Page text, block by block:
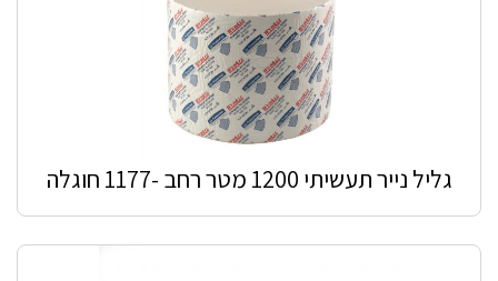
גליל נייר תעשיתי 1200 מטר רחב -1177 חוגלה